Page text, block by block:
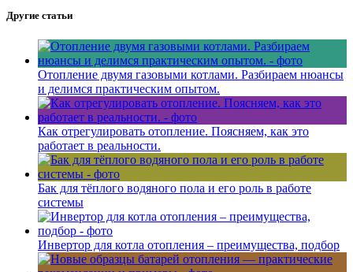
Другие статьи
Отопление двумя газовыми котлами. Разбираем нюансы
и делимся практическим опытом.
Как отрегулировать отопление. Поясняем, как это
работает в реальности.
Бак для тёплого водяного пола и его роль в работе
системы
Инвертор для котла отопления – преимущества, подбор